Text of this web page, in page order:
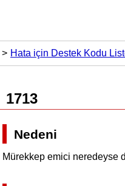
Hata için Destek Kodu
1713
Nedeni
Mürekkep emici neredeyse